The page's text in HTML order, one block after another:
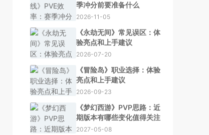
季冲分前要准备什么
2026-11-05
《永劫无间》常见误区：体
验亮点和上手建议
2026-07-20
《冒险岛》职业选择：体验
亮点和上手建议
2026-09-23
《梦幻西游》PVP思路：近
期版本有哪些变化值得关注
2027-05-08